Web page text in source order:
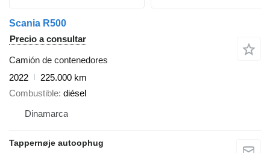
Scania R500
Precio a consultar
Camión de contenedores
2022
225.000 km
Combustible diésel
Dinamarca
Tappernøje autoophug